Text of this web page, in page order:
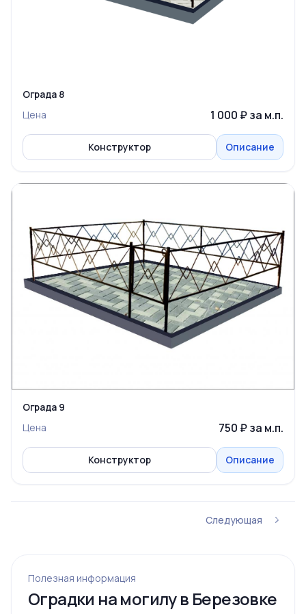
Ограда 8
Цена
1 000 ₽ за м.п.
Конструктор Описание
Ограда 9
Цена
750 ₽ за м.п.
Конструктор Описание
Следующая
Полезная информация
Оградки на могилу в Березовке